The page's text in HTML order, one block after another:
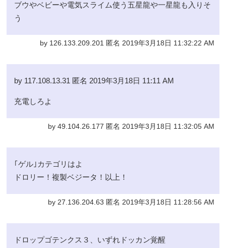
ブウやベビーや電気スライム使う五星龍や一星龍も入りそ
う
by 126.133.209.201 匿名 2019年3月18日 11:32:22 AM
by 117.108.13.31 匿名 2019年3月18日 11:11 AM
充電しろよ
by 49.104.26.177 匿名 2019年3月18日 11:32:05 AM
｢ゲル｣カテゴリはよ
ドロリー！複製ベジータ！以上！
by 27.136.204.63 匿名 2019年3月18日 11:28:56 AM
ドロップゴテンクス３、いずれドッカン覚醒